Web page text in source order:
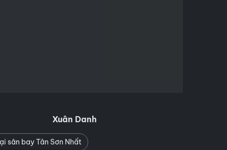
Xuân Danh
sân bay Tân Sơn Nhất